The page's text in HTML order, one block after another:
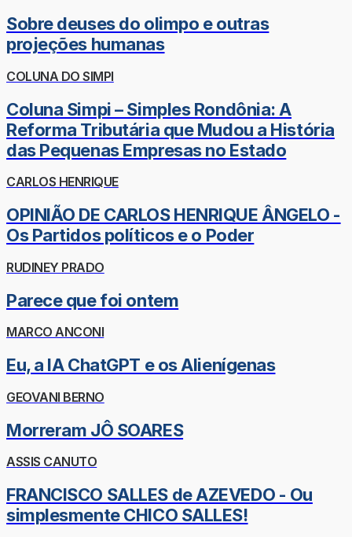
Sobre deuses do olimpo e outras
projeções humanas
COLUNA DO SIMPI
Coluna Simpi – Simples Rondônia: A
Reforma Tributária que Mudou a História
das Pequenas Empresas no Estado
CARLOS HENRIQUE
OPINIÃO DE CARLOS HENRIQUE ÂNGELO -
Os Partidos políticos e o Poder
RUDINEY PRADO
Parece que foi ontem
MARCO ANCONI
Eu, a IA ChatGPT e os Alienígenas
GEOVANI BERNO
Morreram JÔ SOARES
ASSIS CANUTO
FRANCISCO SALLES de AZEVEDO - Ou
simplesmente CHICO SALLES!